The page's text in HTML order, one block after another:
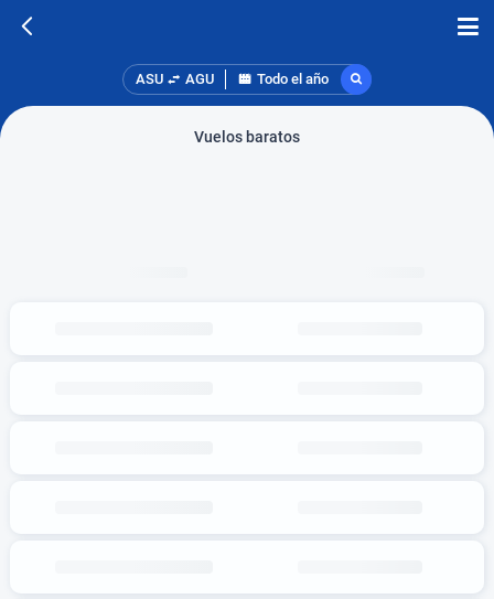
ASU AGU Todo el año
Vuelos baratos